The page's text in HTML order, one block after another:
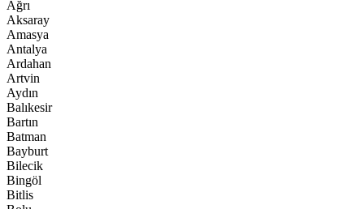
Ağrı
Aksaray
Amasya
Antalya
Ardahan
Artvin
Aydın
Balıkesir
Bartın
Batman
Bayburt
Bilecik
Bingöl
Bitlis